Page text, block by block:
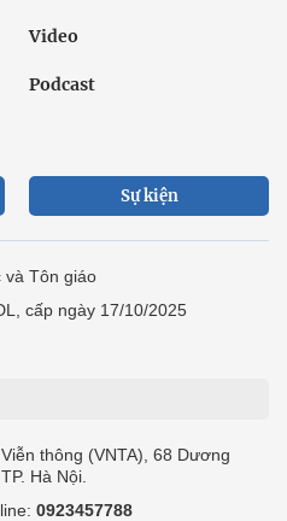
Video
Podcast
Sự kiện
và Tôn giáo
cấp ngày 17/10/2025
thông (VNTA), 68 Dương
Hà Nội.
0923457788